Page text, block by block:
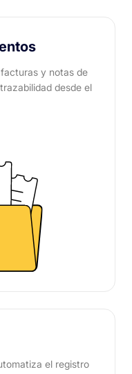
y notas de
desde el
el registro